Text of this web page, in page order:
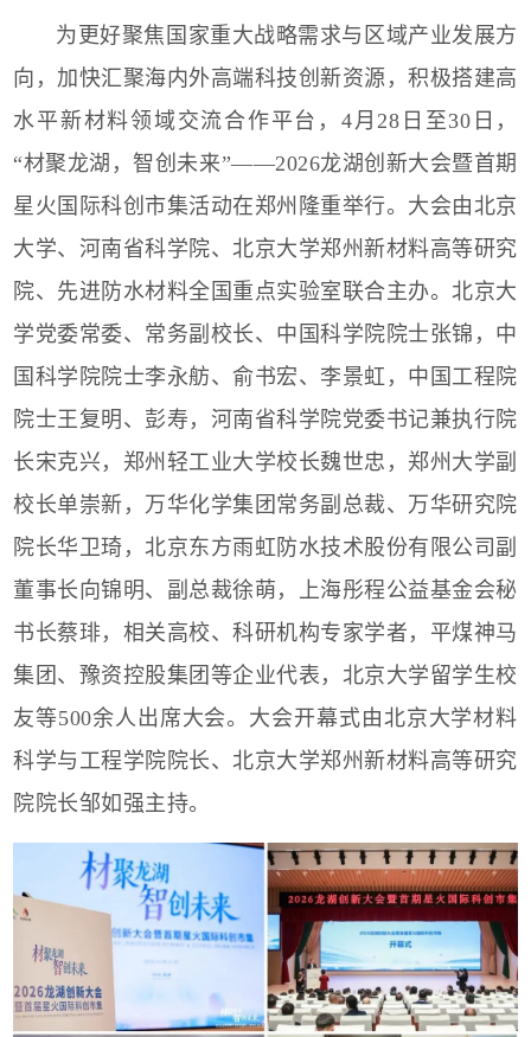
为更好聚焦国家重大战略需求与区域产业发展方
向，加快汇聚海内外高端科技创新资源，积极搭建高
水平新材料领域交流合作平台， 4月28 日至30 日，
“材聚龙湖，智创未来”——2026龙湖创新大会暨首期
星火国际科创市集活动在郑州隆重举行。大会由北京
大学、河南省科学院、北京大学郑州新材料高等研究
院、先进防水材料全国重点实验室联合主办。北京大
学党委常委、常务副校长、中国科学院院士张锦，中
国科学院院士李永舫、俞书宏、李景虹，中国工程院
院士王复明、彭寿，河南省科学院党委书记兼执行院
长宋克兴，郑州轻工业大学校长魏世忠，郑州大学副
校长单崇新，万华化学集团常务副总裁、万华研究院
院长华卫琦，北京东方雨虹防水技术股份有限公司副
董事长向锦明、副总裁徐萌，上海彤程公益基金会秘
书长蔡琲，相关高校、科研机构专家学者，平煤神马
集团、豫资控股集团等企业代表，北京大学留学生校
友等500余人出席大会。大会开幕式由北京大学材料
科学与工程学院院长、北京大学郑州新材料高等研究
院院长邹如强主持。